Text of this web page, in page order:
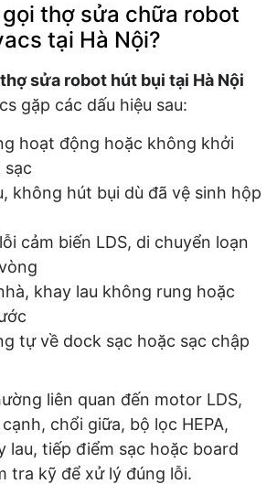
gọi thợ sửa chữa robot
tại Hà Nội?
thợ sửa robot hút bụi tại Hà Nội
gặp các dấu hiệu sau:
hoạt động hoặc không khởi
sạc
không hút bụi dù đã vệ sinh hộp
cảm biến LDS, di chuyển loạn
khay lau không rung hoặc
tự về dock sạc hoặc sạc chập
liên quan đến motor LDS,
chổi giữa, bộ lọc HEPA,
lau, tiếp điểm sạc hoặc board
tra kỹ để xử lý đúng lỗi.